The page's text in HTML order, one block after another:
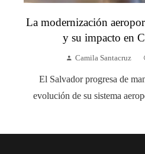
La modernización
y su impacto en
Camila Santacruz
El Salvador progresa de
evolución de su sistema